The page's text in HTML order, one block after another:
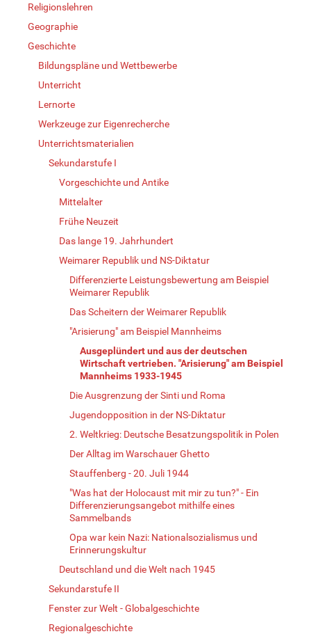
Religionslehren
Geographie
Geschichte
Bildungspläne und Wettbewerbe
Unterricht
Lernorte
Werkzeuge zur Eigenrecherche
Unterrichtsmaterialien
Sekundarstufe I
Vorgeschichte und Antike
Mittelalter
Frühe Neuzeit
Das lange 19. Jahrhundert
Weimarer Republik und NS-Diktatur
Differenzierte Leistungsbewertung am Beispiel
Weimarer Republik
Das Scheitern der Weimarer Republik
"Arisierung" am Beispiel Mannheims
Ausgeplündert und aus der deutschen
Wirtschaft vertrieben. "Arisierung" am Beispiel
Mannheims 1933-1945
Die Ausgrenzung der Sinti und Roma
Jugendopposition in der NS-Diktatur
2. Weltkrieg: Deutsche Besatzungspolitik in Polen
Der Alltag im Warschauer Ghetto
Stauffenberg - 20. Juli 1944
"Was hat der Holocaust mit mir zu tun?" - Ein
Differenzierungsangebot mithilfe eines
Sammelbands
Opa war kein Nazi: Nationalsozialismus und
Erinnerungskultur
Deutschland und die Welt nach 1945
Sekundarstufe II
Fenster zur Welt - Globalgeschichte
Regionalgeschichte